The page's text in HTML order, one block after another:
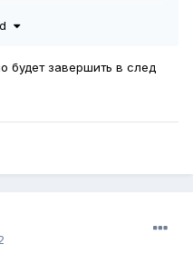
рогатку. Не
туда уже пустят
от ивента несколько
Также не совсем
украшения ушлая
растащила, даже
завершить в след